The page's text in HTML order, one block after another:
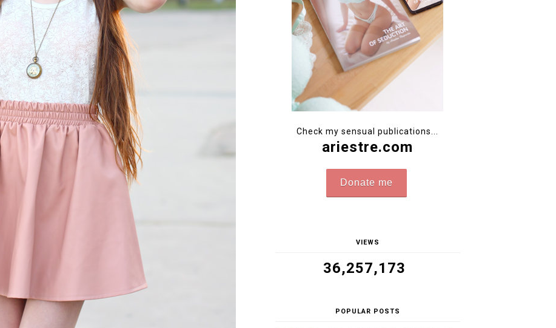
Check my sensual publications...
ariestre.com
Donate me
VIEWS
36,257,173
POPULAR POSTS